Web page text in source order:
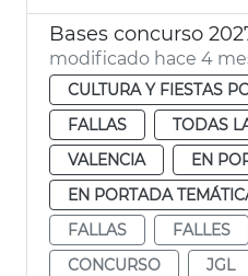
Bases concurso
modificado hace 4
CULTURA Y FIESTAS
FALLAS
TODAS
VALENCIA
EN
EN PORTADA
FALLAS
FALLES
CONCURSO
JGL